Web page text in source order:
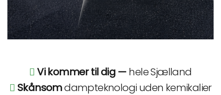
Vi kommer til dig — hele Sjælland
Skånsomdampteknologi uden kemikalier